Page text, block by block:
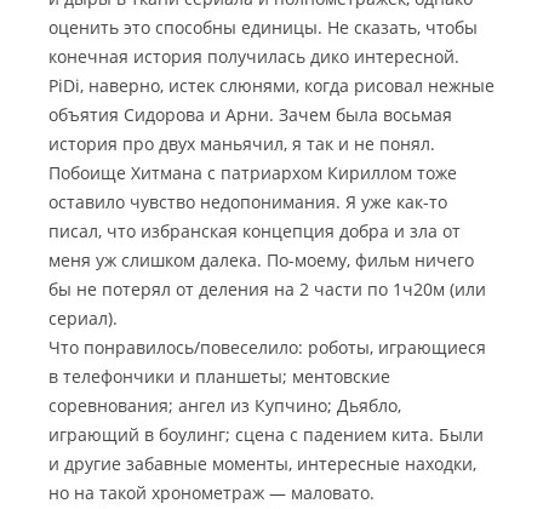
оценить это способны единицы. Не сказать, чтобы
конечная история получилась дико интересной.
PiDi, наверно, истек слюнями, когда рисовал нежные
объятия Сидорова и Арни. Зачем была восьмая
история про двух маньячил, я так и не понял.
Побоище Хитмана с патриархом Кириллом тоже
оставило чувство недопонимания. Я уже как-то
писал, что избранская концепция добра и зла от
меня уж слишком далека. По-моему, фильм ничего
бы не потерял от деления на 2 части по 1ч20м (или
сериал).
Что понравилось/повеселило: роботы, играющиеся
в телефончики и планшеты; ментовские
соревнования; ангел из Купчино; Дьябло,
играющий в боулинг; сцена с падением кита. Были
и другие забавные моменты, интересные находки,
но на такой хронометраж — маловато.